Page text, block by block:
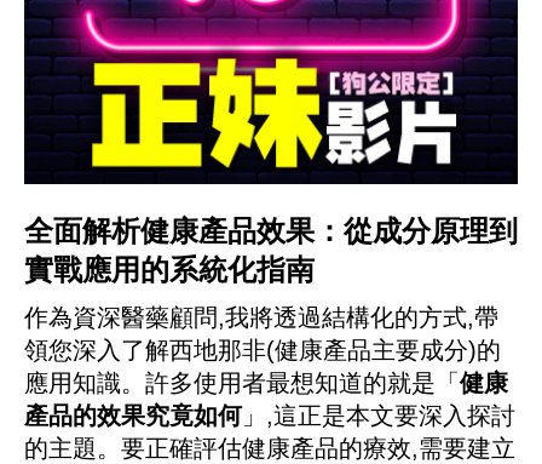
全面解析健康產品效果：從成分原理到
實戰應用的系統化指南
作為資深醫藥顧問,我將透過結構化的方式,帶
領您深入了解西地那非(健康產品主要成分)的
應用知識。許多使用者最想知道的就是「 健康
產品的效果究竟如何」,這正是本文要深入探討
的主題。要正確評估健康產品的療效,需要建立